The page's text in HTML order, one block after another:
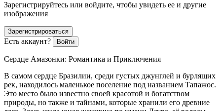
Зарегистрируйтесь или войдите, чтобы увидеть ее и другие
изображения
Зарегистрироваться
Есть аккаунт? Войти
Сердце Амазонки: Романтика и Приключения
В самом сердце Бразилии, среди густых джунглей и бурлящих
рек, находилось маленькое поселение под названием Тапажос.
Это место было известно своей красотой и богатством
природы, но также и тайнами, которые хранили его древние